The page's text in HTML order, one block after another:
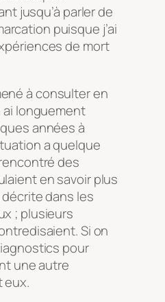
jusqu’à parler de
puisque j’ai
de mort
à consulter en
ai longuement
années à
a quelque
des
en savoir plus
dans les
; plusieurs
Si on
pour
une autre
eux.